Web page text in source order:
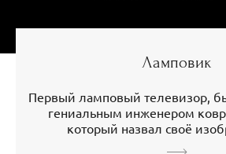
Ламповик
Первый ламповый телевизор,
гениальным инженером
который назвал своё